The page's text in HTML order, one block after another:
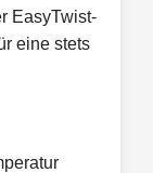
EasyTwist-
eine stets